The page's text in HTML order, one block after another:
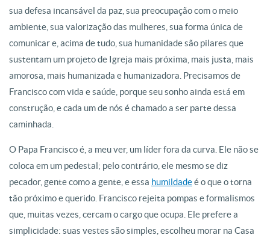
sua defesa incansável da paz, sua preocupação com o meio
ambiente, sua valorização das mulheres, sua forma única de
comunicar e, acima de tudo, sua humanidade são pilares que
sustentam um projeto de Igreja mais próxima, mais justa, mais
amorosa, mais humanizada e humanizadora. Precisamos de
Francisco com vida e saúde, porque seu sonho ainda está em
construção, e cada um de nós é chamado a ser parte dessa
caminhada.
O Papa Francisco é, a meu ver, um líder fora da curva. Ele não se
coloca em um pedestal; pelo contrário, ele mesmo se diz
pecador, gente como a gente, e essa humildadeé o que o torna
tão próximo e querido. Francisco rejeita pompas e formalismos
que, muitas vezes, cercam o cargo que ocupa. Ele prefere a
simplicidade: suas vestes são simples, escolheu morar na Casa